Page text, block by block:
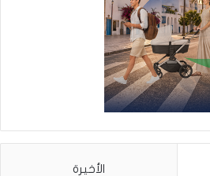
الأخيرة